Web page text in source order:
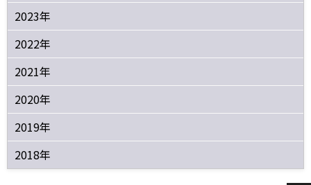
2023年
2022年
2021年
2020年
2019年
2018年